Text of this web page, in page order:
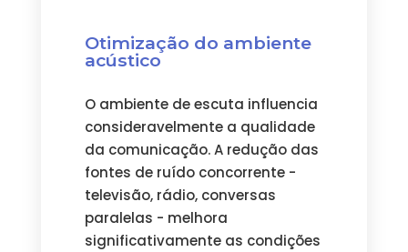
Otimização do ambiente
acústico
O ambiente de escuta influencia
consideravelmente a qualidade
da comunicação. A redução das
fontes de ruído concorrente -
televisão, rádio, conversas
paralelas - melhora
significativamente as condições